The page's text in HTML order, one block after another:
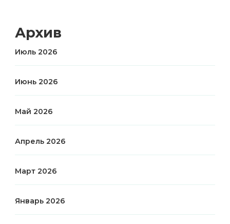
Архив
Июль 2026
Июнь 2026
Май 2026
Апрель 2026
Март 2026
Январь 2026